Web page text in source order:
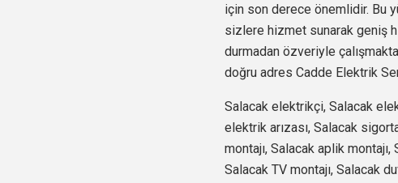
için son derece önemlidir. Bu
sizlere hizmet sunarak geniş
durmadan özveriyle
doğru adres Cadde Elektrik
Salacak elektrikçi, Salacak
elektrik arızası, Salacak
montajı, Salacak aplik
Salacak TV montajı, Salacak